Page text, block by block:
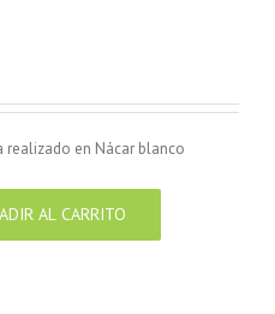
realizado en Nácar blanco
AL CARRITO